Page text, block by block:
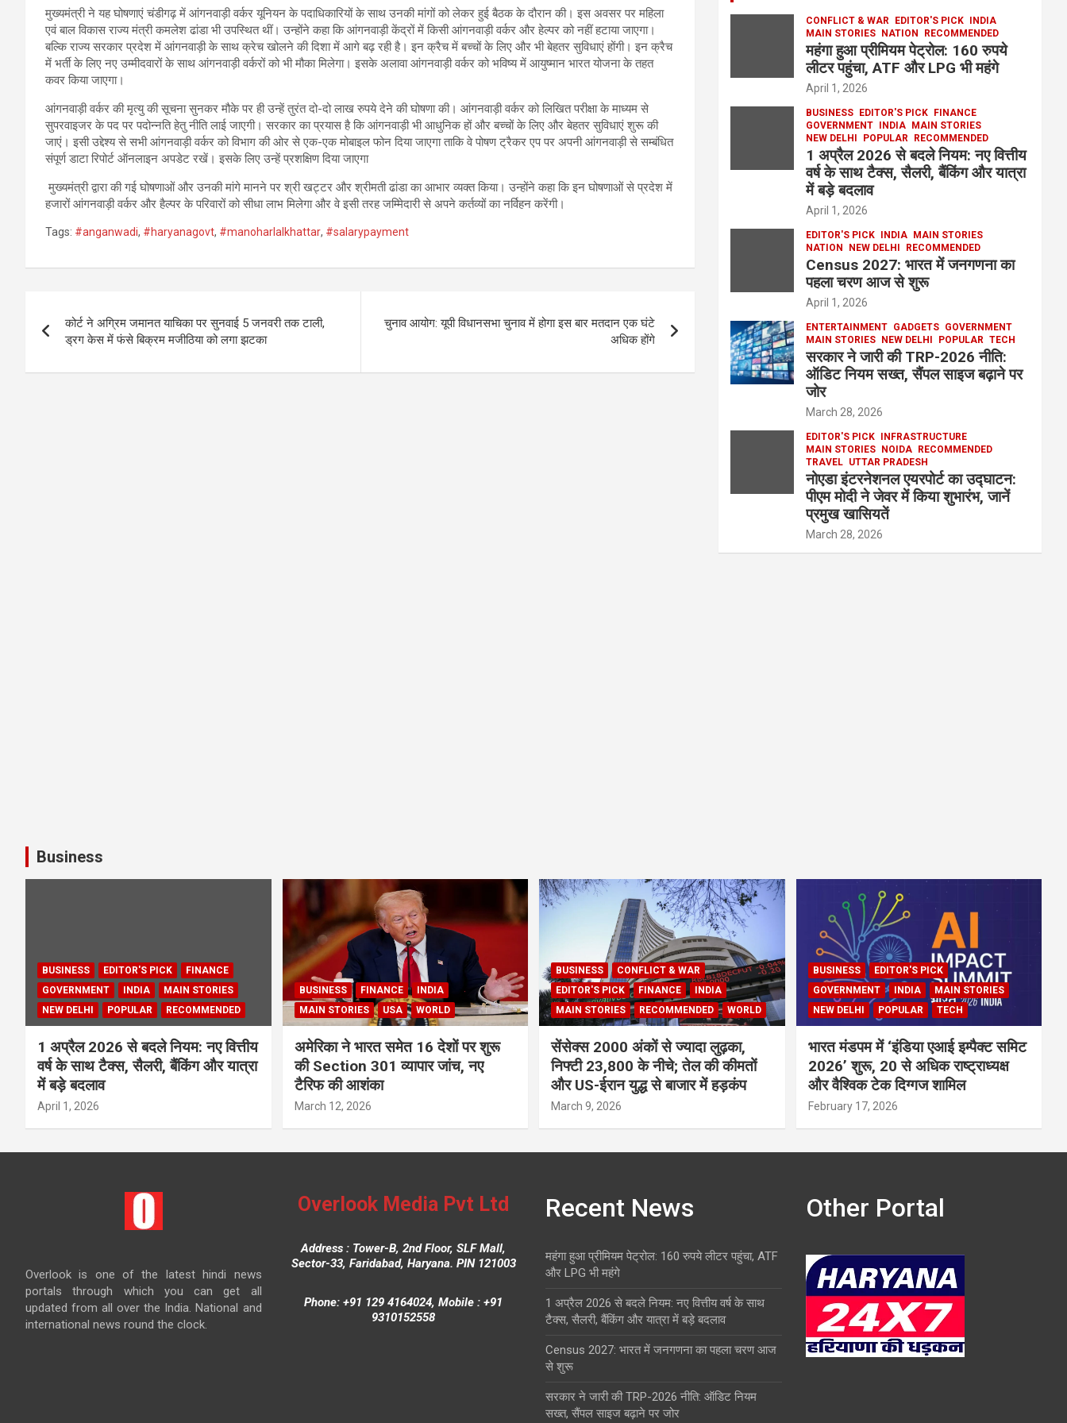
मुख्यमंत्री ने यह घोषणाएं चंडीगढ़ में आंगनवाड़ी वर्कर यूनियन के पदाधिकारियों के साथ उनकी मांगों को लेकर हुई बैठक के दौरान की। इस अवसर पर महिला
एवं बाल विकास राज्य मंत्री कमलेश ढांडा भी उपस्थित थीं। उन्होंने कहा कि आंगनवाड़ी केंद्रों में किसी आंगनवाड़ी वर्कर और हेल्पर को नहीं हटाया जाएगा।
बल्कि राज्य सरकार प्रदेश में आंगनवाड़ी के साथ क्रेच खोलने की दिशा में आगे बढ़ रही है। इन क्रैच में बच्चों के लिए और भी बेहतर सुविधाएं होंगी। इन क्रैच
में भर्ती के लिए नए उम्मीदवारों के साथ आंगनवाड़ी वर्करों को भी मौका मिलेगा। इसके अलावा आंगनवाड़ी वर्कर को भविष्य में आयुष्मान भारत योजना के तहत
कवर किया जाएगा।
आंगनवाड़ी वर्कर की मृत्यु की सूचना सुनकर मौके पर ही उन्हें तुरंत दो-दो लाख रुपये देने की घोषणा की। आंगनवाड़ी वर्कर को लिखित परीक्षा के माध्यम से
सुपरवाइजर के पद पर पदोन्नति हेतु नीति लाई जाएगी। सरकार का प्रयास है कि आंगनवाड़ी भी आधुनिक हों और बच्चों के लिए और बेहतर सुविधाएं शुरू की
जाएं। इसी उद्देश्य से सभी आंगनवाड़ी वर्कर को विभाग की ओर से एक-एक मोबाइल फोन दिया जाएगा ताकि वे पोषण ट्रैकर एप पर अपनी आंगनवाड़ी से सम्बंधित
संपूर्ण डाटा रिपोर्ट ऑनलाइन अपडेट रखें। इसके लिए उन्हें प्रशक्षिण दिया जाएगा
मुख्यमंत्री द्वारा की गई घोषणाओं और उनकी मांगे मानने पर श्री खट्टर और श्रीमती ढांडा का आभार व्यक्त किया। उन्होंने कहा कि इन घोषणाओं से प्रदेश में
हजारों आंगनवाड़ी वर्कर और हैल्पर के परिवारों को सीधा लाभ मिलेगा और वे इसी तरह जम्मिेदारी से अपने कर्तव्यों का नर्विहन करेंगी।
Tags: #anganwadi, #haryanagovt, #manoharlalkhattar, #salarypayment
navigation
कोर्ट ने अग्रिम जमानत याचिका पर सुनवाई 5 जनवरी तक टाली,
ड्रग केस में फंसे बिक्रम मजीठिया को लगा झटका
चुनाव आयोग: यूपी विधानसभा चुनाव में होगा इस बार मतदान एक घंटे
अधिक होंगे
CONFLICT & WAR EDITOR'S PICK INDIA
MAIN STORIES NATION RECOMMENDED
महंगा हुआ प्रीमियम पेट्रोल: 160 रुपये
लीटर पहुंचा, ATF और LPG भी महंगे
April 1, 2026
BUSINESS EDITOR'S PICK FINANCE
GOVERNMENT INDIA MAIN STORIES
NEW DELHI
POPULAR RECOMMENDED
1 अप्रैल 2026 से बदले नियम: नए वित्तीय
वर्ष के साथ टैक्स, सैलरी, बैंकिंग और यात्रा
में बड़े बदलाव
April 1, 2026
EDITOR'S PICK INDIA MAIN STORIES
NATION
NEW DELHI RECOMMENDED
Census 2027: भारत में जनगणना का
पहला चरण आज से शुरू
April 1, 2026
ENTERTAINMENT GADGETS GOVERNMENT
MAIN STORIES NEW DELHI POPULAR TECH
सरकार ने जारी की TRP-2026 नीति:
ऑडिट नियम सख्त, सैंपल साइज बढ़ाने पर
जोर
March 28, 2026
EDITOR'S PICK INFRASTRUCTURE
MAIN STORIES NOIDA RECOMMENDED
TRAVEL UTTAR PRADESH
नोएडा इंटरनेशनल एयरपोर्ट का उद्घाटन:
पीएम मोदी ने जेवर में किया शुभारंभ, जानें
प्रमुख खासियतें
March 28, 2026
Business
BUSINESS EDITOR'S PICK
FINANCE
GOVERNMENT
INDIA
MAIN STORIES
NEW DELHI
POPULAR RECOMMENDED
1 अप्रैल 2026 से बदले नियम: नए वित्तीय
वर्ष के साथ टैक्स, सैलरी, बैंकिंग और यात्रा
में बड़े बदलाव
April 1, 2026
BUSINESS FINANCE
INDIA
MAIN STORIES
USA WORLD
अमेरिका ने भारत समेत 16 देशों पर शुरू
की Section 301 व्यापार जांच, नए
टैरिफ की आशंका
March 12, 2026
BUSINESS
CONFLICT & WAR
EDITOR'S PICK
FINANCE
INDIA
MAIN STORIES
RECOMMENDED WORLD
सेंसेक्स 2000 अंकों से ज्यादा लुढ़का,
निफ्टी 23,800 के नीचे; तेल की कीमतों
और US-ईरान युद्ध से बाजार में हड़कंप
March 9, 2026
BUSINESS
EDITOR'S PICK
GOVERNMENT
INDIA
MAIN STORIES
NEW DELHI
POPULAR TECH
भारत मंडपम में ‘इंडिया एआई इम्पैक्ट समिट
2026’ शुरू, 20 से अधिक राष्ट्राध्यक्ष
और वैश्विक टेक दिग्गज शामिल
February 17, 2026
Overlook is one of the latest hindi news
portals through which you can get all
updated from all over the India. National and
international news round the clock.
Overlook Media Pvt Ltd
Address : Tower-B, 2nd Floor, SLF Mall,
Sector-33, Faridabad, Haryana. PIN 121003
Phone: +91 129 4164024, Mobile : +91
9310152558
Recent News
महंगा हुआ प्रीमियम पेट्रोल: 160 रुपये लीटर पहुंचा, ATF
और LPG भी महंगे
1 अप्रैल 2026 से बदले नियम: नए वित्तीय वर्ष के साथ
टैक्स, सैलरी, बैंकिंग और यात्रा में बड़े बदलाव
Census 2027: भारत में जनगणना का पहला चरण आज
से शुरू
सरकार ने जारी की TRP-2026 नीति: ऑडिट नियम
सख्त, सैंपल साइज बढ़ाने पर जोर
Other Portal